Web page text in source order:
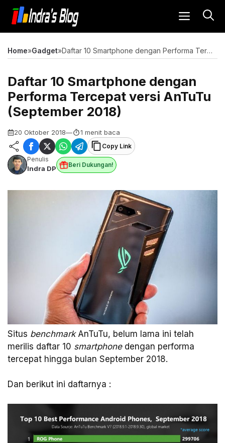
Langsung
isi
MENU
Home»Gadget» Daftar 10 Smartphone dengan Performa Tercepat versi AnTuTu (September 2018)
Daftar 10 Smartphone dengan
Performa Tercepat versi AnTuTu
(September 2018)
20 Oktober 2018— 1 menit baca
Copy Link
Penulis
Indra DP Beri Dukungan!
Situs benchmarkAnTuTu, belum lama ini telah
merilis daftar 10 smartphonedengan performa
tercepat hingga bulan September 2018.
Dan berikut ini daftarnya :